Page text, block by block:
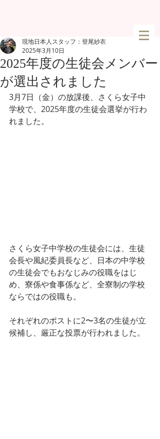
2025年度の生徒会メンバー
が選出されました
現地日本人スタッフ：登尾紗衣
2025年3月10日
3月7日（金）の放課後、さくら女子中
学校で、2025年度の生徒会選挙が行わ
れました。
さくら女子中学校の生徒会には、生徒
会長や風紀委員長など、日本の中学校
の生徒会でもおなじみの役職をはじ
め、寮係や食事係など、全寮制の学校
ならではの役職も。
それぞれのポストに2〜3名の生徒が立
候補し、厳正な投票が行われました。